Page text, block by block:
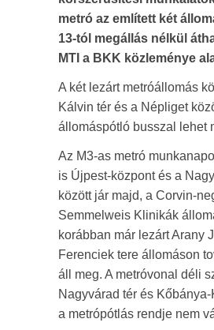
metró az említett két
13-tól megállás nélkül
MTI a BKK közleménye
A két lezárt metróállomás
Kálvin tér és a Népliget
állomáspótló busszal lehet
Az M3-as metró
is Újpest-központ és a
között jár majd, a Corvin-
Semmelweis Klinikák
korábban már lezárt Arany
Ferenciek tere állomáson
áll meg. A metróvonal déli
Nagyvárad tér és
a metrópótlás rendje nem